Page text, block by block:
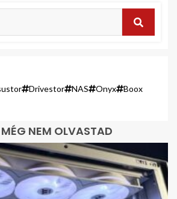
Drivestor NAS Onyx Boox
NEM OLVASTAD